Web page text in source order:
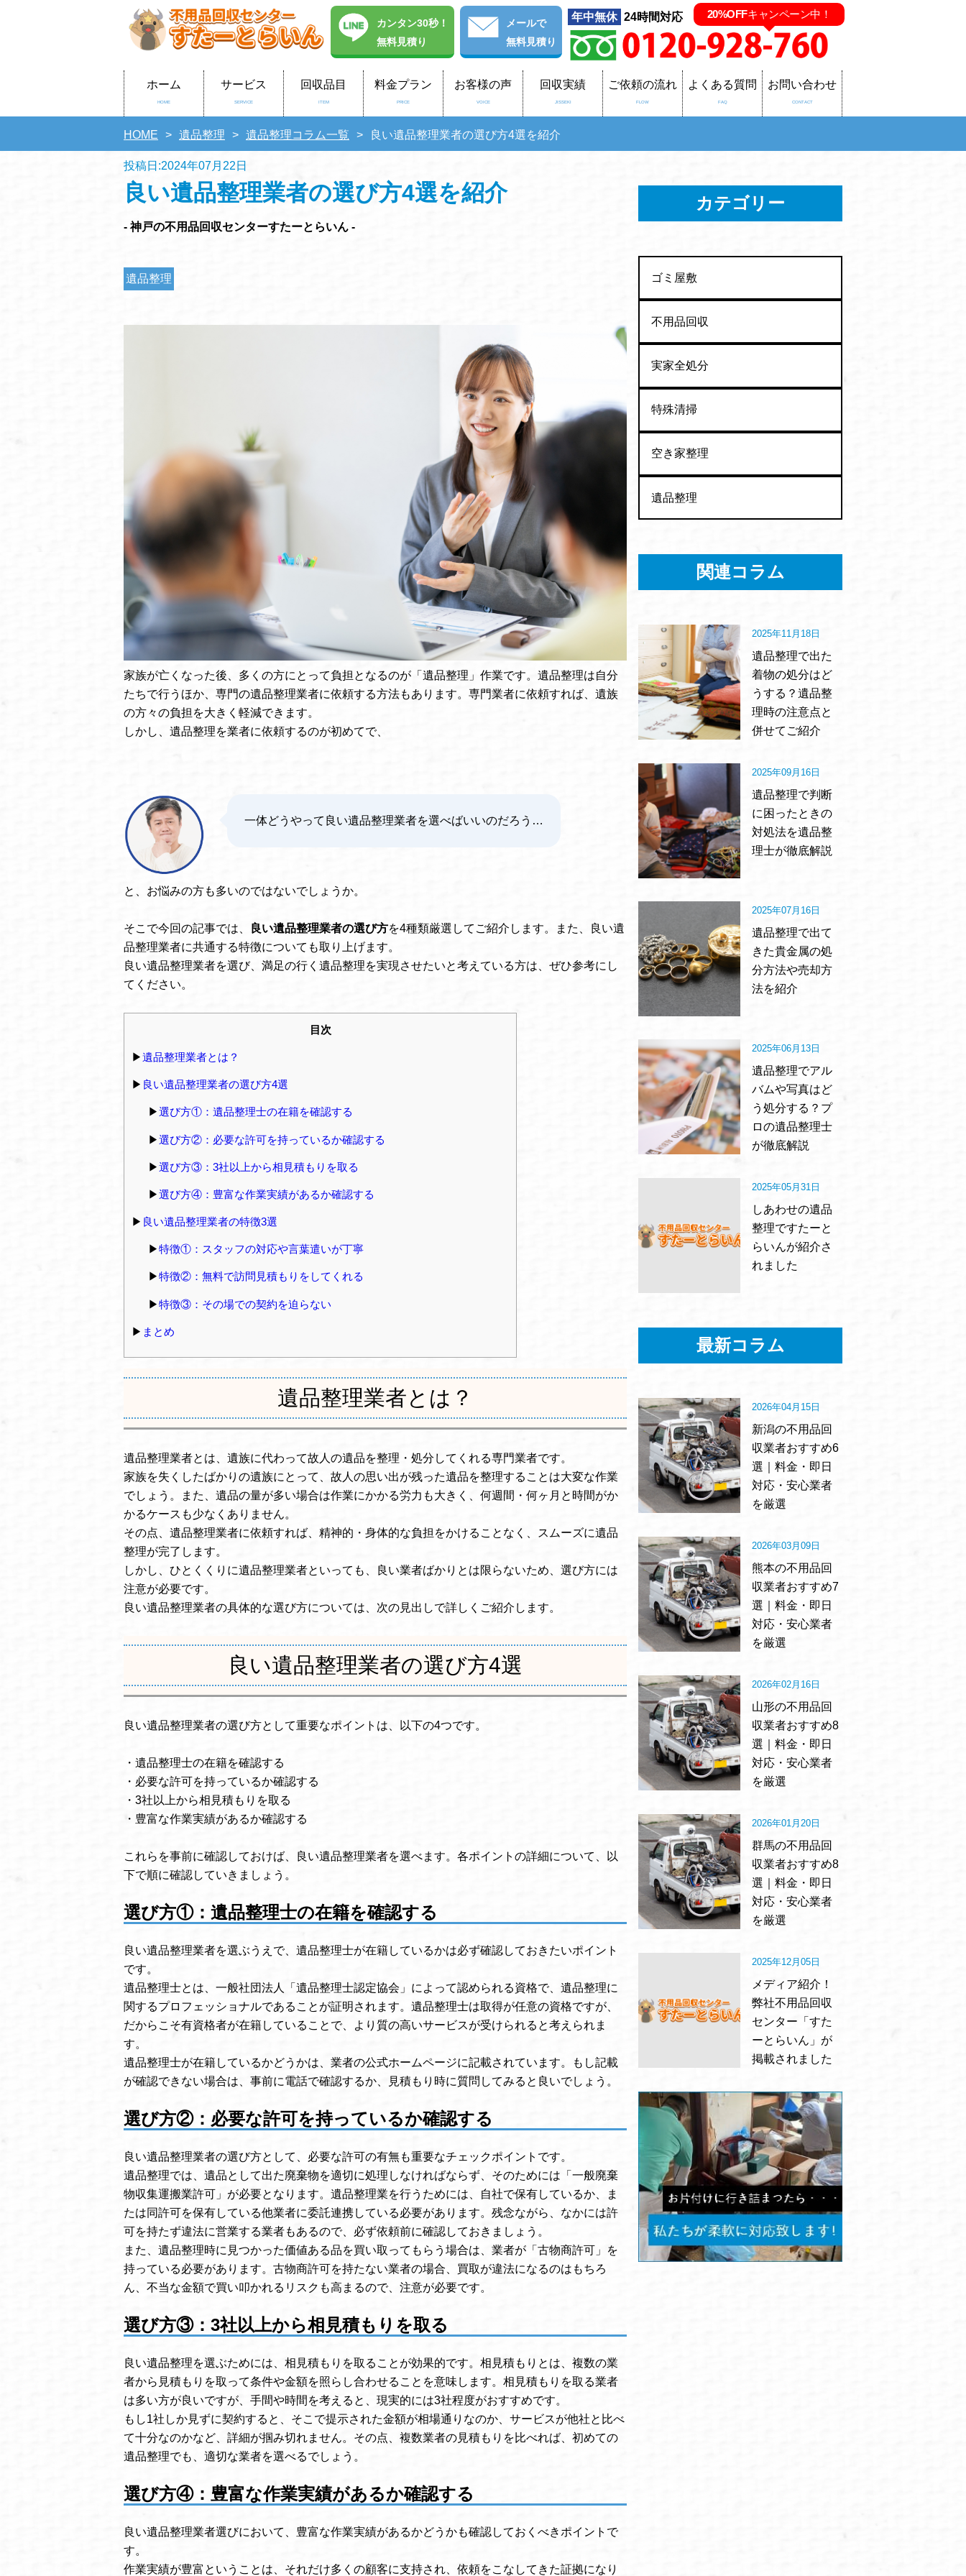
カンタン30秒！
無料見積り
メールで
無料見積り
年中無休 24時間対応 20%OFFキャンペーン中！
ホーム
HOME
サービス
SERVICE
回収品目
ITEM
料金プラン
PRICE
お客様の声
VOICE
回収実績
JISSEKI
ご依頼の流れ
FLOW
よくある質問
FAQ
お問い合わせ
CONTACT
HOME 遺品整理 遺品整理コラム一覧 良い遺品整理業者の選び方4選を紹介
投稿日:2024年07月22日
良い遺品整理業者の選び方4選を紹介
- 神戸の不用品回収センターすたーとらいん -
遺品整理
家族が亡くなった後、多くの方にとって負担となるのが「遺品整理」作業です。遺品整理は自分
たちで行うほか、専門の遺品整理業者に依頼する方法もあります。専門業者に依頼すれば、遺族
の方々の負担を大きく軽減できます。
しかし、遺品整理を業者に依頼するのが初めてで、
一体どうやって良い遺品整理業者を選べばいいのだろう…
と、お悩みの方も多いのではないでしょうか。
そこで今回の記事では、 良い遺品整理業者の選び方を4種類厳選してご紹介します。また、良い遺
品整理業者に共通する特徴についても取り上げます。
良い遺品整理業者を選び、満足の行く遺品整理を実現させたいと考えている方は、ぜひ参考にし
てください。
目次
遺品整理業者とは？
良い遺品整理業者の選び方4選
選び方①：遺品整理士の在籍を確認する
選び方②：必要な許可を持っているか確認する
選び方③：3社以上から相見積もりを取る
選び方④：豊富な作業実績があるか確認する
良い遺品整理業者の特徴3選
特徴①：スタッフの対応や言葉遣いが丁寧
特徴②：無料で訪問見積もりをしてくれる
特徴③：その場での契約を迫らない
まとめ
遺品整理業者とは？
遺品整理業者とは、遺族に代わって故人の遺品を整理・処分してくれる専門業者です。
家族を失くしたばかりの遺族にとって、故人の思い出が残った遺品を整理することは大変な作業
でしょう。また、遺品の量が多い場合は作業にかかる労力も大きく、何週間・何ヶ月と時間がか
かるケースも少なくありません。
その点、遺品整理業者に依頼すれば、精神的・身体的な負担をかけることなく、スムーズに遺品
整理が完了します。
しかし、ひとくくりに遺品整理業者といっても、良い業者ばかりとは限らないため、選び方には
注意が必要です。
良い遺品整理業者の具体的な選び方については、次の見出しで詳しくご紹介します。
良い遺品整理業者の選び方4選
良い遺品整理業者の選び方として重要なポイントは、以下の4つです。
・遺品整理士の在籍を確認する
・必要な許可を持っているか確認する
・3社以上から相見積もりを取る
・豊富な作業実績があるか確認する
これらを事前に確認しておけば、良い遺品整理業者を選べます。各ポイントの詳細について、以
下で順に確認していきましょう。
選び方①：遺品整理士の在籍を確認する
良い遺品整理業者を選ぶうえで、遺品整理士が在籍しているかは必ず確認しておきたいポイント
です。
遺品整理士とは、一般社団法人「遺品整理士認定協会」によって認められる資格で、遺品整理に
関するプロフェッショナルであることが証明されます。遺品整理士は取得が任意の資格ですが、
だからこそ有資格者が在籍していることで、より質の高いサービスが受けられると考えられま
す。
遺品整理士が在籍しているかどうかは、業者の公式ホームページに記載されています。もし記載
が確認できない場合は、事前に電話で確認するか、見積もり時に質問してみると良いでしょう。
選び方②：必要な許可を持っているか確認する
良い遺品整理業者の選び方として、必要な許可の有無も重要なチェックポイントです。
遺品整理では、遺品として出た廃棄物を適切に処理しなければならず、そのためには「一般廃棄
物収集運搬業許可」が必要となります。遺品整理業を行うためには、自社で保有しているか、ま
たは同許可を保有している他業者に委託連携している必要があります。残念ながら、なかには許
可を持たず違法に営業する業者もあるので、必ず依頼前に確認しておきましょう。
また、遺品整理時に見つかった価値ある品を買い取ってもらう場合は、業者が「古物商許可」を
持っている必要があります。古物商許可を持たない業者の場合、買取が違法になるのはもちろ
ん、不当な金額で買い叩かれるリスクも高まるので、注意が必要です。
選び方③：3社以上から相見積もりを取る
良い遺品整理を選ぶためには、相見積もりを取ることが効果的です。相見積もりとは、複数の業
者から見積もりを取って条件や金額を照らし合わせることを意味します。相見積もりを取る業者
は多い方が良いですが、手間や時間を考えると、現実的には3社程度がおすすめです。
もし1社しか見ずに契約すると、そこで提示された金額が相場通りなのか、サービスが他社と比べ
て十分なのかなど、詳細が掴み切れません。その点、複数業者の見積もりを比べれば、初めての
遺品整理でも、適切な業者を選べるでしょう。
選び方④：豊富な作業実績があるか確認する
良い遺品整理業者選びにおいて、豊富な作業実績があるかどうかも確認しておくべきポイントで
す。
作業実績が豊富ということは、それだけ多くの顧客に支持され、依頼をこなしてきた証拠になり
カテゴリー
ゴミ屋敷
不用品回収
実家全処分
特殊清掃
空き家整理
遺品整理
関連コラム
2025年11月18日
遺品整理で出た
着物の処分はど
うする？遺品整
理時の注意点と
併せてご紹介
2025年09月16日
遺品整理で判断
に困ったときの
対処法を遺品整
理士が徹底解説
2025年07月16日
遺品整理で出て
きた貴金属の処
分方法や売却方
法を紹介
2025年06月13日
遺品整理でアル
バムや写真はど
う処分する？プ
ロの遺品整理士
が徹底解説
2025年05月31日
しあわせの遺品
整理ですたーと
らいんが紹介さ
れました
最新コラム
2026年04月15日
新潟の不用品回
収業者おすすめ6
選｜料金・即日
対応・安心業者
を厳選
2026年03月09日
熊本の不用品回
収業者おすすめ7
選｜料金・即日
対応・安心業者
を厳選
2026年02月16日
山形の不用品回
収業者おすすめ8
選｜料金・即日
対応・安心業者
を厳選
2026年01月20日
群馬の不用品回
収業者おすすめ8
選｜料金・即日
対応・安心業者
を厳選
2025年12月05日
メディア紹介！
弊社不用品回収
センター「すた
ーとらいん」が
掲載されました